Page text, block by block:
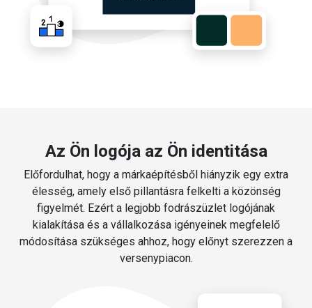
Az Ön logója az Ön identitása
Előfordulhat, hogy a márkaépítésből hiányzik egy extra
élesség, amely első pillantásra felkelti a közönség
figyelmét. Ezért a legjobb fodrászüzlet logójának
kialakítása és a vállalkozása igényeinek megfelelő
módosítása szükséges ahhoz, hogy előnyt szerezzen a
versenypiacon.